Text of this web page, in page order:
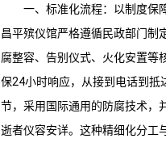
一、标准化流程：以制度保
昌平殡仪馆严格遵循民政部门制
腐整容、告别仪式、火化安置等
保24小时响应，从接到电话到
节，采用国际通用的防腐技术，
逝者仪容安详。这种精细化分工